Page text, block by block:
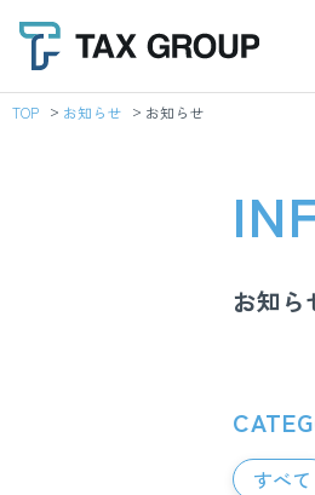
TOP お知らせ お知らせ
お知ら
すべて